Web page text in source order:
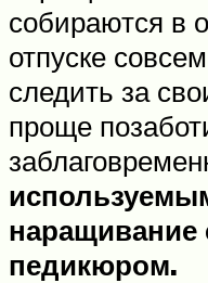
собираются в
отпуске
следить за
проще
наращивание
педикюром.